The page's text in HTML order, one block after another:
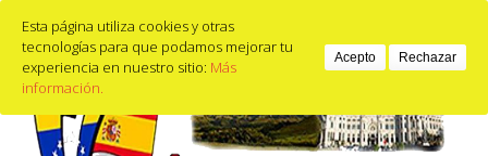
Calle de guzmán el bueno, 9, 28015 Madrid, España
Email
653440397
Esta página utiliza cookies y otras
tecnologías para que podamos mejorar tu
experiencia en nuestro sitio: Más
información.
Acepto Rechazar